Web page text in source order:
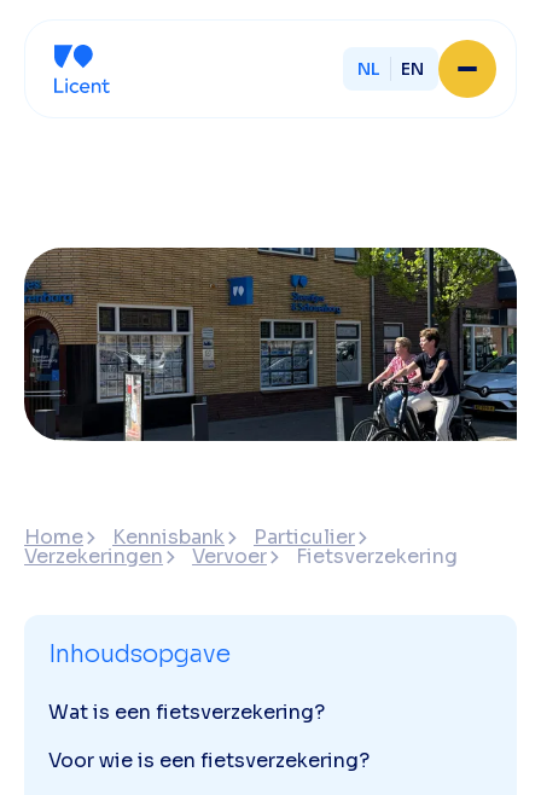
NL EN
Sluit je aan
Onze ondernemers
Werken bij
Onze mensen
Actueel
Contact
Home Kennisbank Particulier
Verzekeringen Vervoer Fietsverzekering
Inhoudsopgave
Wat is een fietsverzekering?
Voor wie is een fietsverzekering?